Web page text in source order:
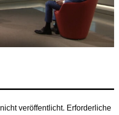
veröffentlicht. Erforderliche